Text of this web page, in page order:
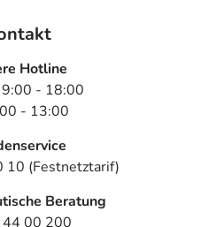
Hotline
- 18:00
- 13:00
(Festnetztarif)
Beratung
00 200